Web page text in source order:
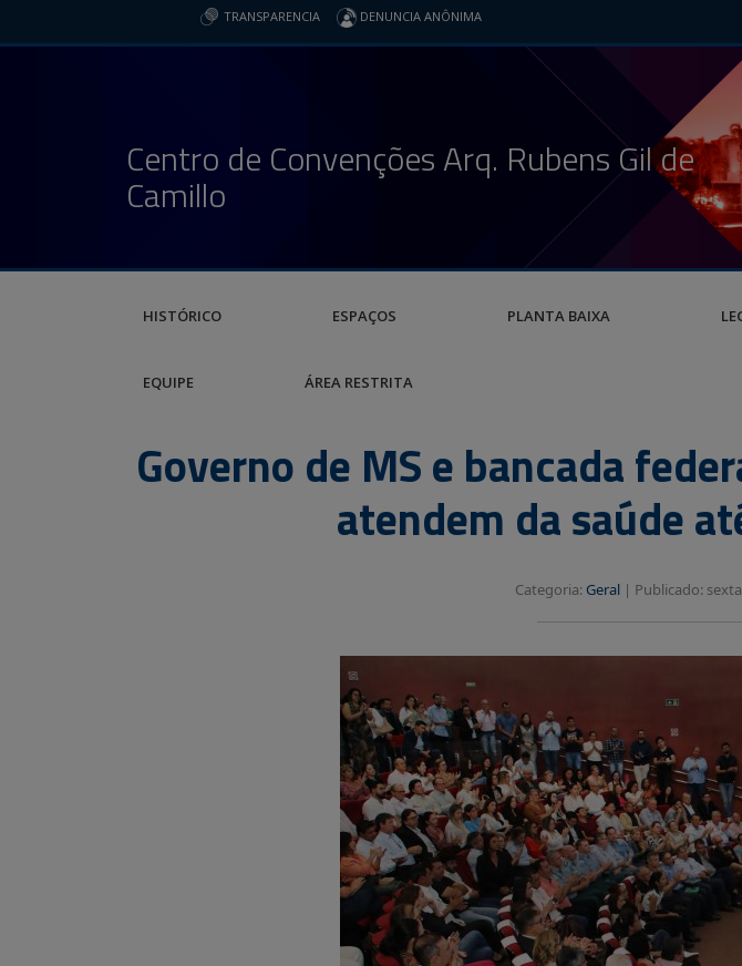
TRANSPARENCIA DENUNCIA ANÔNIMA
Centro de Convenções Arq. Rubens Gil de
Camillo
HISTÓRICO ESPAÇOS PLANTA BAIXA
EQUIPE ÁREA RESTRITA
Governo de MS e bancada
atendem da saúde
Categoria: Geral | Publicado: